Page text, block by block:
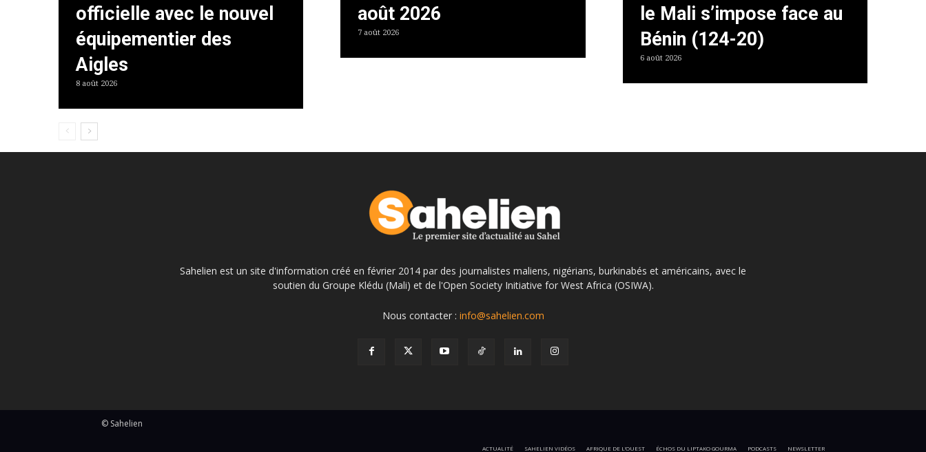
officielle avec le nouvel
équipementier des
Aigles
8 août 2026
août 2026
7 août 2026
le Mali s’impose face au
Bénin (124-20)
6 août 2026
Sahelien est un site d'information créé en février 2014 par des journalistes maliens, nigérians, burkinabés et américains, avec le
soutien du Groupe Klédu (Mali) et de l'Open Society Initiative for West Africa (OSIWA).
Nous contacter : info@sahelien.com
© Sahelien
ACTUALITÉ SAHELIEN VIDÉOS AFRIQUE DE L’OUEST ÉCHOS DU LIPTAKO GOURMA PODCASTS NEWSLETTER